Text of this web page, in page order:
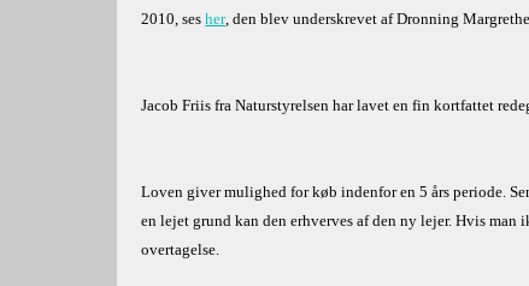
2010, sesher, den blev underskrevet af Dronning
Jacob Friis fra Naturstyrelsen har lavet en fin kortfattet
Loven giver mulighed for køb indenfor en 5 års periode.
en lejet grund kan den erhverves af den ny lejer. Hvis
overtagelse.